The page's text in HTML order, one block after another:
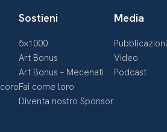
Sostieni
5×1000
Art Bonus
Art Bonus – Mecenati
Fai come loro
Diventa nostro Sponsor
Media
Pubblicazioni
Video
Podcast